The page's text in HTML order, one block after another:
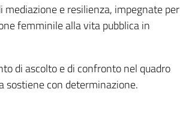
e resilienza, impegnate per
femminile alla vita pubblica in
di ascolto e di confronto nel quadro
sostiene con determinazione.